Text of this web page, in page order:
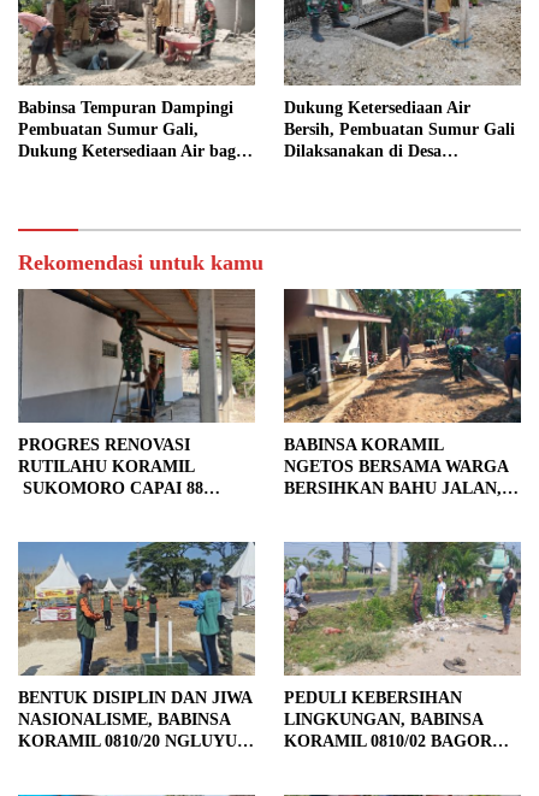
Babinsa Tempuran Dampingi
Pembuatan Sumur Gali,
Dukung Ketersediaan Air bagi
Dukung Ketersediaan Air
Bersih, Pembuatan Sumur Gali
Dilaksanakan di Desa
Rekomendasi untuk kamu
PROGRES RENOVASI
RUTILAHU KORAMIL
SUKOMORO CAPAI 88
BABINSA KORAMIL
NGETOS BERSAMA WARGA
BERSIHKAN BAHU JALAN,
BENTUK DISIPLIN DAN JIWA
NASIONALISME, BABINSA
KORAMIL 0810/20 NGLUYU
PEDULI KEBERSIHAN
LINGKUNGAN, BABINSA
KORAMIL 0810/02 BAGOR